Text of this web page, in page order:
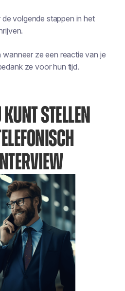
volgende stappen in het
ze een reactie van je
ze voor hun tijd.
STELLEN